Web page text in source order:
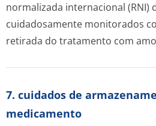
normalizada internacional (RNI)
cuidadosamente monitorados
retirada do tratamento com
7. cuidados de
medicamento